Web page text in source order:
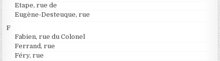
Etape, rue de
Eugène-Desteuque, rue
F
Fabien, rue du Colonel
Ferrand, rue
Féry, rue